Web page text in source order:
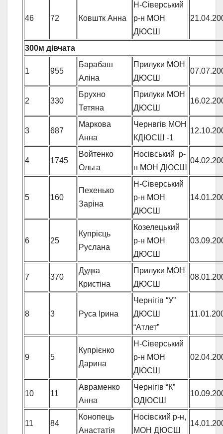
46 72 Ковштк Анна
Н-Сіверський
р-н МОН
ДЮСШ
300м дівчата
1 955
Барабаш
Аліна
Прилуки МОН
ДЮСШ
2 330
Брухно
Тетяна
Прилуки МОН
ДЮСШ
3 687
Маркова
Анна
Чернвгів МОН
КДЮСШ -1
4 1745
Войтенко
Ольга
Носівський р-
н МОН ДЮСШ
5 160
Пехенько
Заріна
Н-Сіверський
р-н МОН
ДЮСШ
6 25
Купрієць
Руслана
Козелецький
р-н МОН
ДЮСШ
7 370
Дудка
Кристіна
Прилуки МОН
ДЮСШ
8 3 Руса Ірина
Чернігів “У”
ДЮСШ
“Атлет”
9 5
Купрієнко
Дарина
Н-Сіверський
р-н МОН
ДЮСШ
10 11
Авраменко
Анна
Чернігів “К”
ОДЮСШ
11 84
Конопець
Анастатія
Носівский р-н,
МОН ДЮСШ